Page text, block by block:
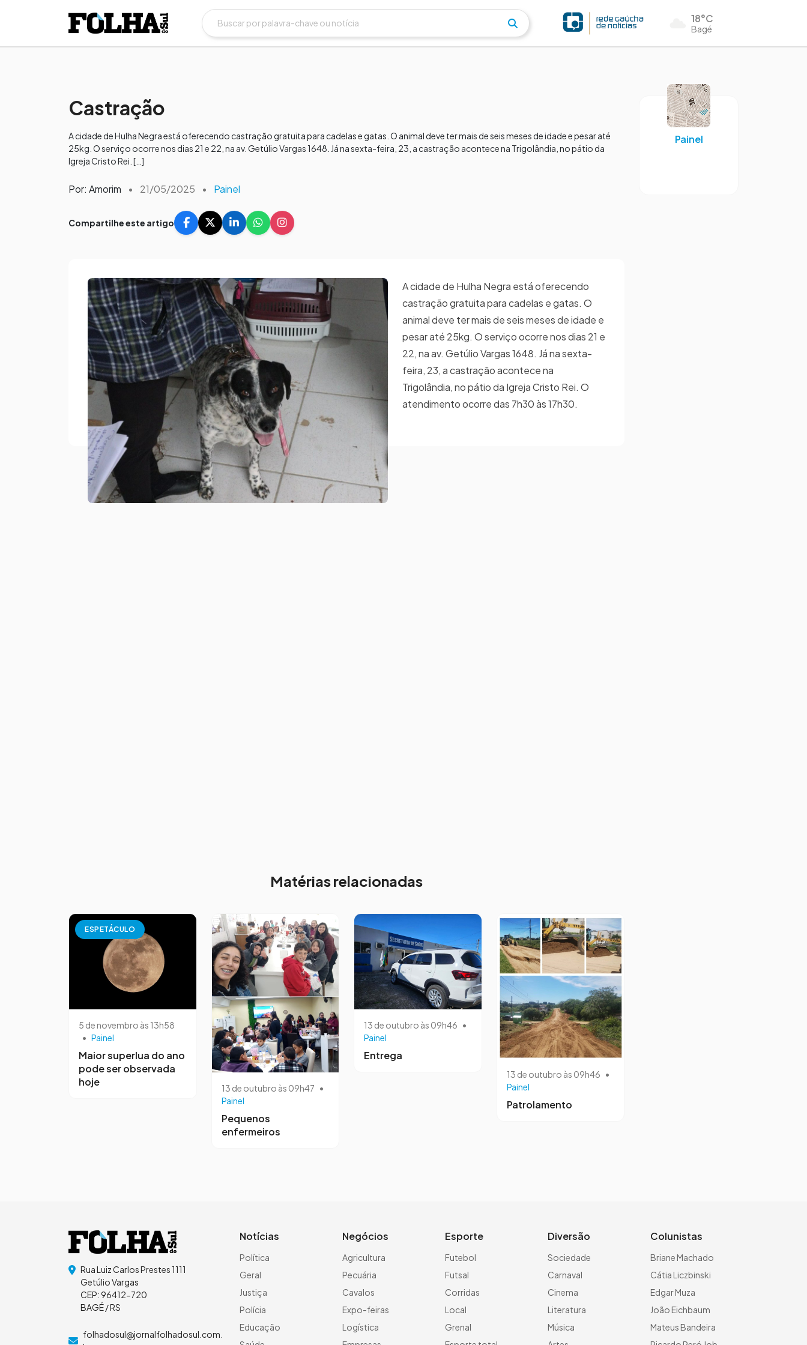
18°C
Bagé
Castração
A cidade de Hulha Negra está oferecendo castração gratuita para cadelas e gatas. O animal deve ter mais de seis meses de idade e pesar até
25kg. O serviço ocorre nos dias 21 e 22, na av. Getúlio Vargas 1648. Já na sexta-feira, 23, a castração acontece na Trigolândia, no pátio da
Igreja Cristo Rei. […]
Por: Amorim • 21/05/2025 • Painel
Compartilhe este artigo
A cidade de Hulha Negra está oferecendo
castração gratuita para cadelas e gatas. O
animal deve ter mais de seis meses de idade e
pesar até 25kg. O serviço ocorre nos dias 21 e
22, na av. Getúlio Vargas 1648. Já na sexta-
feira, 23, a castração acontece na
Trigolândia, no pátio da Igreja Cristo Rei. O
atendimento ocorre das 7h30 às 17h30.
Matérias relacionadas
ESPETÁCULO
5 de novembro às 13h58
• Painel
Maior superlua do ano
pode ser observada
hoje
13 de outubro às 09h47 •
Painel
Pequenos
enfermeiros
13 de outubro às 09h46 •
Painel
Entrega
13 de outubro às 09h46 •
Painel
Patrolamento
Painel
Rua Luiz Carlos Prestes 1111
Getúlio Vargas
CEP: 96412-720
BAGÉ / RS
folhadosul@jornalfolhadosul.com.
Notícias
Política
Geral
Justiça
Polícia
Educação
Negócios
Agricultura
Pecuária
Cavalos
Expo-feiras
Logística
Esporte
Futebol
Futsal
Corridas
Local
Grenal
Diversão
Sociedade
Carnaval
Cinema
Literatura
Música
Colunistas
Briane Machado
Cátia Liczbinski
Edgar Muza
João Eichbaum
Mateus Bandeira